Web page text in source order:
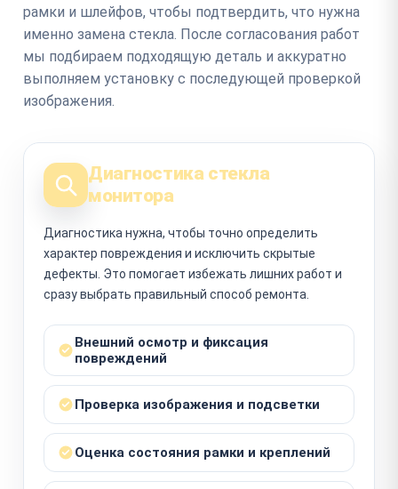
рамки и шлейфов, чтобы подтвердить, что нужна
именно замена стекла. После согласования работ
мы подбираем подходящую деталь и аккуратно
выполняем установку с последующей проверкой
изображения.
Диагностика стекла
монитора
Диагностика нужна, чтобы точно определить
характер повреждения и исключить скрытые
дефекты. Это помогает избежать лишних работ и
сразу выбрать правильный способ ремонта.
Внешний осмотр и фиксация
повреждений
Проверка изображения и подсветки
Оценка состояния рамки и креплений